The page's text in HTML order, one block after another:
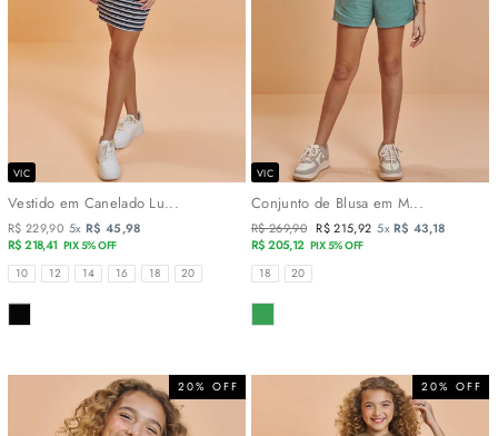
VIC
Vestido em Canelado Lu...
R$ 229,90 5x R$ 45,98
R$ 218,41 PIX 5% OFF
TAMANHOS
10 12 14 16 18 20
COR
VIC
Conjunto de Blusa em M...
Preço
normal
R$ 269,90 Preço
promocional
R$ 215,92 5xR$ 43,18
R$ 205,12 PIX 5% OFF
TAMANHOS
18 20
COR
20% OFF 20% OFF